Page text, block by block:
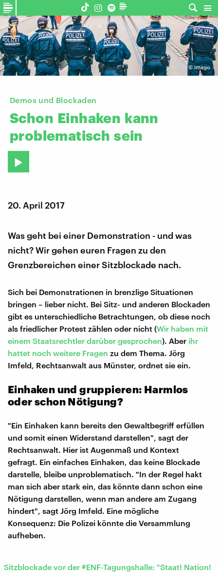
©imago
Demos und Blockaden
Schon Einhaken kann
problematisch sein
20. April 2017
Was geht bei einer Demonstration - und was
nicht? Wir gehen euren Fragen zu den
Grenzbereichen einer Sitzblockade nach.
Sich bei Demonstrationen in brenzlige Situationen
bringen – lieber nicht. Bei Sitz- und anderen Blockaden
gibt es unterschiedliche Betrachtungen, ob diese noch
als friedlicher Protest zählen oder nicht (Wir haben mit
einem Staatsrechtler darüber gesprochen). Aber ihr
hattet noch weitere Fragen zu dem Thema. Jörg
Imfeld, Rechtsanwalt aus Münster, ordnet sie ein.
Einhaken und gruppieren: Harmlos
oder schon Nötigung?
"Ein Einhaken kann bereits den Gewaltbegriff erfüllen
und somit einen Widerstand darstellen", sagt der
Rechtsanwalt. Hier ist Augenmaß und Kontext
gefragt. Ein einfaches Einhaken, das keine Blockade
darstelle, bleibe unproblematisch. "In der Regel hakt
man sich aber stark ein, das könnte dann schon eine
Nötigung darstellen, wenn man andere am Zugang
hindert", sagt Jörg Imfeld. Eine mögliche
Konsequenz: Die Polizei könnte die Versammlung
aufheben.
Sitzblockade vor der #ENF-Tagungshalle: "Staat! Nation!